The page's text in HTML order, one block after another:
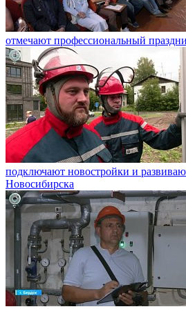
отмечают профессиональный
подключают новостройки и
Новосибирска